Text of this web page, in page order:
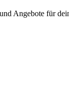
Angebote für